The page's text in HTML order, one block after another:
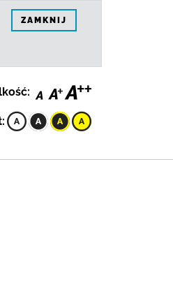
ZAMKNIJ